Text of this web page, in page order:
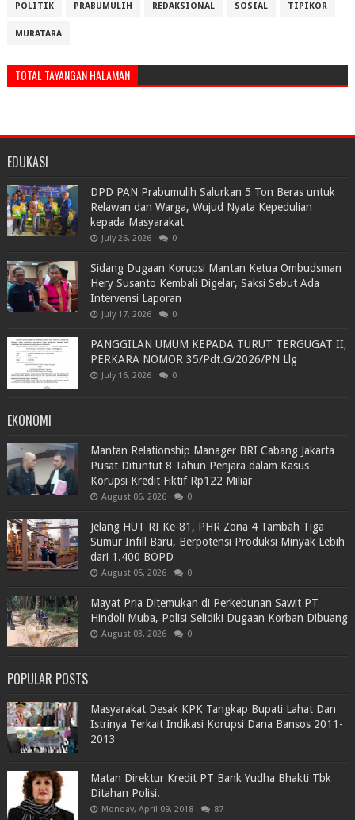
POLITIK PRABUMULIH REDAKSIONAL SOSIAL TIPIKOR
MURATARA
TOTAL TAYANGAN HALAMAN
EDUKASI
DPD PAN Prabumulih Salurkan 5 Ton Beras untuk
Relawan dan Warga, Wujud Nyata Kepedulian
kepada Masyarakat
July 26, 2026 0
Sidang Dugaan Korupsi Mantan Ketua Ombudsman
Hery Susanto Kembali Digelar, Saksi Sebut Ada
Intervensi Laporan
July 17, 2026 0
PANGGILAN UMUM KEPADA TURUT TERGUGAT II,
PERKARA NOMOR 35/Pdt.G/2026/PN Llg
July 16, 2026 0
EKONOMI
Mantan Relationship Manager BRI Cabang Jakarta
Pusat Dituntut 8 Tahun Penjara dalam Kasus
Korupsi Kredit Fiktif Rp122 Miliar
August 06, 2026 0
Jelang HUT RI Ke-81, PHR Zona 4 Tambah Tiga
Sumur Infill Baru, Berpotensi Produksi Minyak Lebih
dari 1.400 BOPD
August 05, 2026 0
Mayat Pria Ditemukan di Perkebunan Sawit PT
Hindoli Muba, Polisi Selidiki Dugaan Korban Dibuang
August 03, 2026 0
POPULAR POSTS
Masyarakat Desak KPK Tangkap Bupati Lahat Dan
Istrinya Terkait Indikasi Korupsi Dana Bansos 2011-
2013
Matan Direktur Kredit PT Bank Yudha Bhakti Tbk
Ditahan Polisi.
Monday, April 09, 2018 87